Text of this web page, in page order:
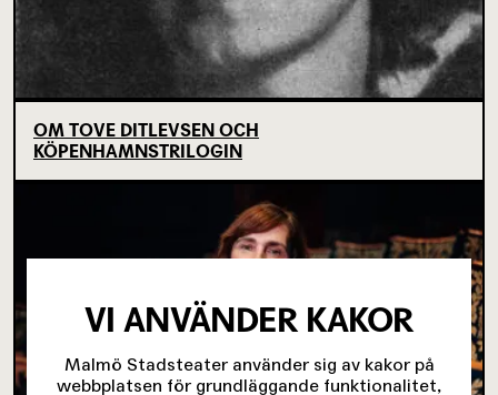
OM TOVE DITLEVSEN OCH
KÖPENHAMNSTRILOGIN
VI ANVÄNDER KAKOR
Malmö Stadsteater använder sig av kakor på
webbplatsen för grundläggande funktionalitet,